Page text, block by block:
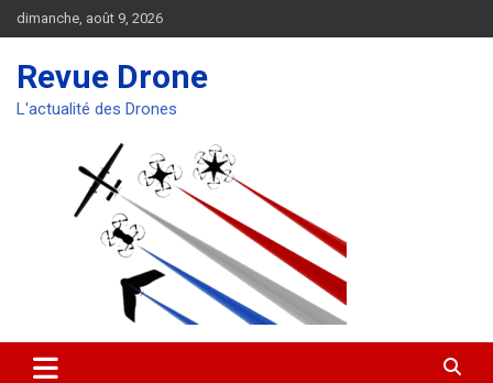
Aller
au
dimanche, août 9, 2026
Revue Drone
L'actualité des Drones